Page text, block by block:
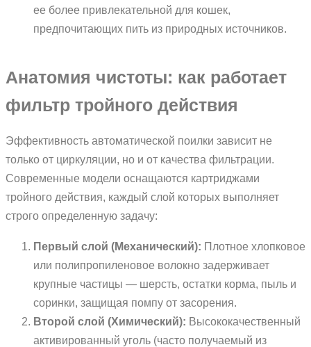
ее более привлекательной для кошек,
предпочитающих пить из природных источников.
Анатомия чистоты: как работает
фильтр тройного действия
Эффективность автоматической поилки зависит не
только от циркуляции, но и от качества фильтрации.
Современные модели оснащаются картриджами
тройного действия, каждый слой которых выполняет
строго определенную задачу:
Первый слой (Механический): Плотное хлопковое
или полипропиленовое волокно задерживает
крупные частицы — шерсть, остатки корма, пыль и
соринки, защищая помпу от засорения.
Второй слой (Химический): Высококачественный
активированный уголь (часто получаемый из